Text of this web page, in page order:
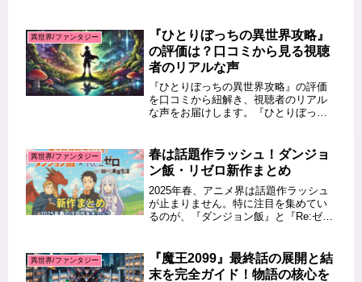
視聴者の評価や感想、さらに注目のエ
ピソードについて詳しく解説します。
視...
異世界/ファンタジー
『ひとりぼっちの異世界攻略』
の評価は？口コミから見る視聴
者のリアルな声
『ひとりぼっちの異世界攻略』の評価
を口コミから紐解き、視聴者のリアル
な声をお届けします。『ひとりぼっち
めています。この記事では、この作品
に対する視聴者の評価や口コミを徹底
調...
異世界/ファンタジー
春は話題作ラッシュ！ダンジョ
ン飯・リゼロ新作まとめ
2025年春、アニメ界は話題作ラッシュ
が止まりません。特に注目を集めてい
るのが、『ダンジョン飯』と『Re:ゼロ
ジョン飯』『Re:ゼロから始める異世界
生活』の最新情報をまとめ...
異世界/ファンタジー
『魔王2099』最終話の展開と結
末を完全ガイド！物語の核心を